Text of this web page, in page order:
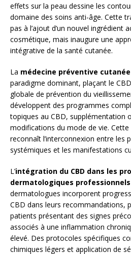
effets sur la peau dessine les
domaine des soins anti-âge. Cette
pas à l’ajout d’un nouvel ingrédient
cosmétique, mais inaugure une
intégrative de la santé cutanée.
La médecine préventive cutanée
paradigme dominant, plaçant le
globale de prévention du
développent des programmes
topiques au CBD, supplémentation
modifications du mode de vie. Cette
reconnaît l’interconnexion entre les
systémiques et les manifestations
L’intégration du CBD dans les
dermatologiques professionnels
dermatologues incorporent
CBD dans leurs recommandations,
patients présentant des signes
associés à une inflammation
élevé. Des protocoles spécifiques
chimiques légers et application de